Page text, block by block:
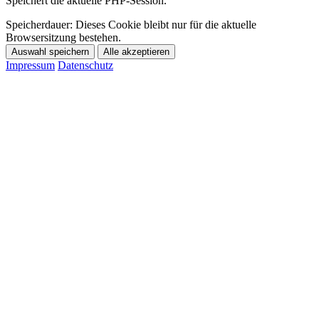
Speicherdauer: Dieses Cookie bleibt nur für die aktuelle
Browsersitzung bestehen.
Auswahl speichern Alle akzeptieren
Impressum Datenschutz